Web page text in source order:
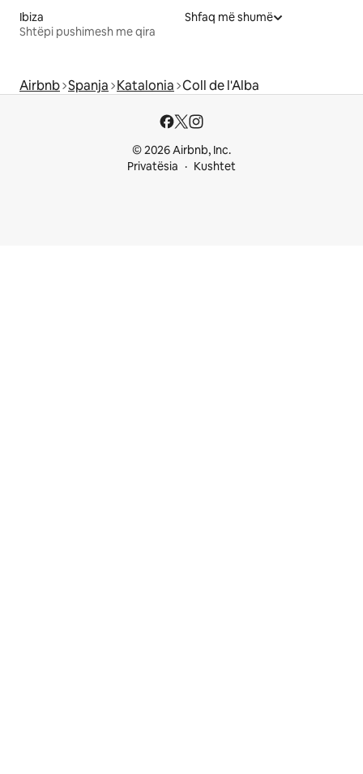
Ibiza
Shtëpi pushimesh me qira
Shfaq më shumë
Airbnb Spanja Katalonia Coll de l'Alba
© 2026 Airbnb, Inc.
Privatësia
Kushtet